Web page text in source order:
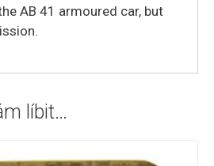
AB 41 armoured car, but
líbit…